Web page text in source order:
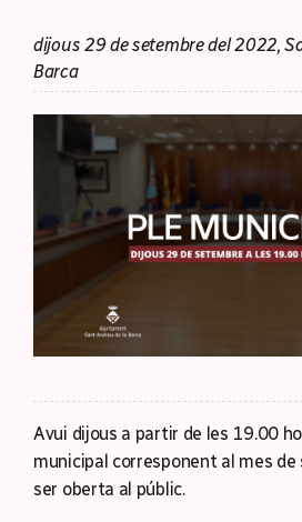
dijous 29 de setembre del 2022,
Barca
Avui dijous a partir de les 19.00
municipal corresponent al mes
ser oberta al públic.